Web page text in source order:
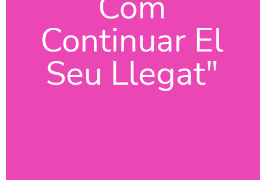
Continuar El
Seu Llegat"